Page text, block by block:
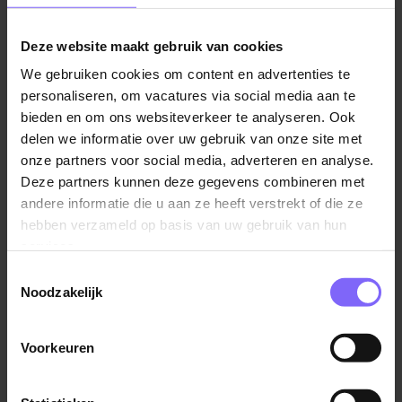
Deze website maakt gebruik van cookies
We gebruiken cookies om content en advertenties te
personaliseren, om vacatures via social media aan te
bieden en om ons websiteverkeer te analyseren. Ook
delen we informatie over uw gebruik van onze site met
onze partners voor social media, adverteren en analyse.
Deze partners kunnen deze gegevens combineren met
andere informatie die u aan ze heeft verstrekt of die ze
hebben verzameld op basis van uw gebruik van hun
Noodzakelijk
Voorkeuren
Klanten adviseren en zorgen voor een warme,
persoonlijke service.
Samen optrekken met de kassa en bijspringen
waar nodig voor een prettige en vlotte
winkelervaring.
Verantwoordelijk voor de bloemenafdeling: van
bestellen en voorraadbeheer tot presentatie en
verkoop.
Zorgen voor aantrekkelijke, commerciële
assortiment dat past bij onze winkelbeleving.
inspirerende winkel en een goed draaiende
afdeling.